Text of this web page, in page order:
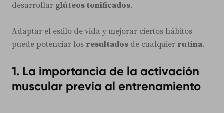
desarrollar glúteos tonificados.
Adaptar el estilo de vida y mejorar ciertos hábitos
puede potenciar los resultados de cualquier rutina.
1. La importancia de la activación
muscular previa al entrenamiento